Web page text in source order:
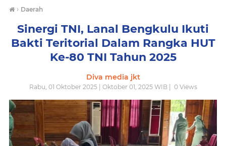
› Daerah
Sinergi TNI, Lanal Bengkulu Ikuti
Bakti Teritorial Dalam Rangka HUT
Ke-80 TNI Tahun 2025
Diva media jkt
Rabu, 01 Oktober 2025 | Oktober 01, 2025 WIB | 0Views